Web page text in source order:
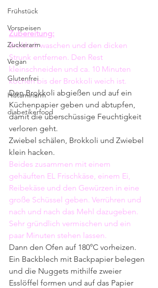
Frühstück
Vorspeisen
Zuckerarm
Vegan
Glutenfrei
Histaminarm
diabetikerfood
Zubereitung:
Brokkoli waschen und den dicken
Strunk entfernen. Den Rest
kleinschneiden und ca. 10 Minuten
kochen bis der Brokkoli weich ist.
Den Brokkoli abgießen und auf ein
Küchenpapier geben und abtupfen,
damit die überschüssige Feuchtigkeit
verloren geht.
Zwiebel schälen, Brokkoli und Zwiebel
klein hacken.
Beides zusammen mit einem
gehäuften EL Frischkäse, einem Ei,
Reibekäse und den Gewürzen in eine
große Schüssel geben. Verrühren und
nach und nach das Mehl dazugeben.
Sehr gründlich vermischen und ein
paar Minuten stehen lassen.
Dann den Ofen auf 180°C vorheizen.
Ein Backblech mit Backpapier belegen
und die Nuggets mithilfe zweier
Esslöffel formen und auf das Papier